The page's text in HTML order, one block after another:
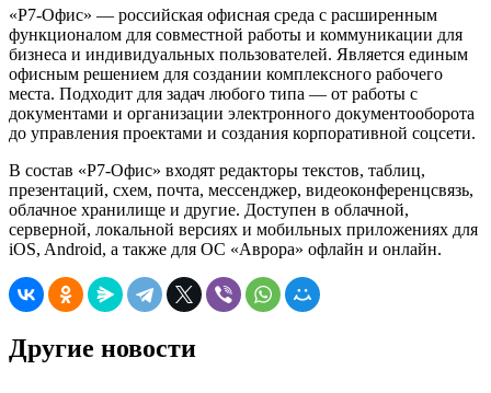
«Р7-Офис» — российская офисная среда с расширенным
функционалом для совместной работы и коммуникации для
бизнеса и индивидуальных пользователей. Является единым
офисным решением для создании комплексного рабочего
места. Подходит для задач любого типа — от работы с
документами и организации электронного документооборота
до управления проектами и создания корпоративной соцсети.
В состав «Р7-Офис» входят редакторы текстов, таблиц,
презентаций, схем, почта, мессенджер, видеоконференцсвязь,
облачное хранилище и другие. Доступен в облачной,
серверной, локальной версиях и мобильных приложениях для
iOS, Android, а также для ОС «Аврора» офлайн и онлайн.
Другие новости